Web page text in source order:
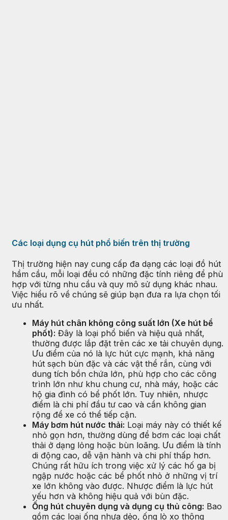
Các loại dụng cụ hút phổ biến trên thị trường
Thị trường hiện nay cung cấp đa dạng các loại đồ hút
hầm cầu, mỗi loại đều có những đặc tính riêng để phù
hợp với từng nhu cầu và quy mô sử dụng khác nhau.
Việc hiểu rõ về chúng sẽ giúp bạn đưa ra lựa chọn tối
ưu nhất.
Máy hút chân không công suất lớn (Xe hút bể
phốt): Đây là loại phổ biến và hiệu quả nhất,
thường được lắp đặt trên các xe tải chuyên dụng.
Ưu điểm của nó là lực hút cực mạnh, khả năng
hút sạch bùn đặc và các vật thể rắn, cùng với
dung tích bồn chứa lớn, phù hợp cho các công
trình lớn như khu chung cư, nhà máy, hoặc các
hộ gia đình có bể phốt lớn. Tuy nhiên, nhược
điểm là chi phí đầu tư cao và cần không gian
rộng để xe có thể tiếp cận.
Máy bơm hút nước thải: Loại máy này có thiết kế
nhỏ gọn hơn, thường dùng để bơm các loại chất
thải ở dạng lỏng hoặc bùn loãng. Ưu điểm là tính
di động cao, dễ vận hành và chi phí thấp hơn.
Chúng rất hữu ích trong việc xử lý các hố ga bị
ngập nước hoặc các bể phốt nhỏ ở những vị trí
xe lớn không vào được. Nhược điểm là lực hút
yếu hơn và không hiệu quả với bùn đặc.
Ống hút chuyên dụng và dụng cụ thủ công: Bao
gồm các loại ống nhựa dẻo, ống lò xo thông